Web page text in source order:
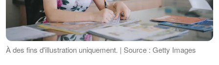
À des fins d'illustration uniquement. | Source : Getty Images